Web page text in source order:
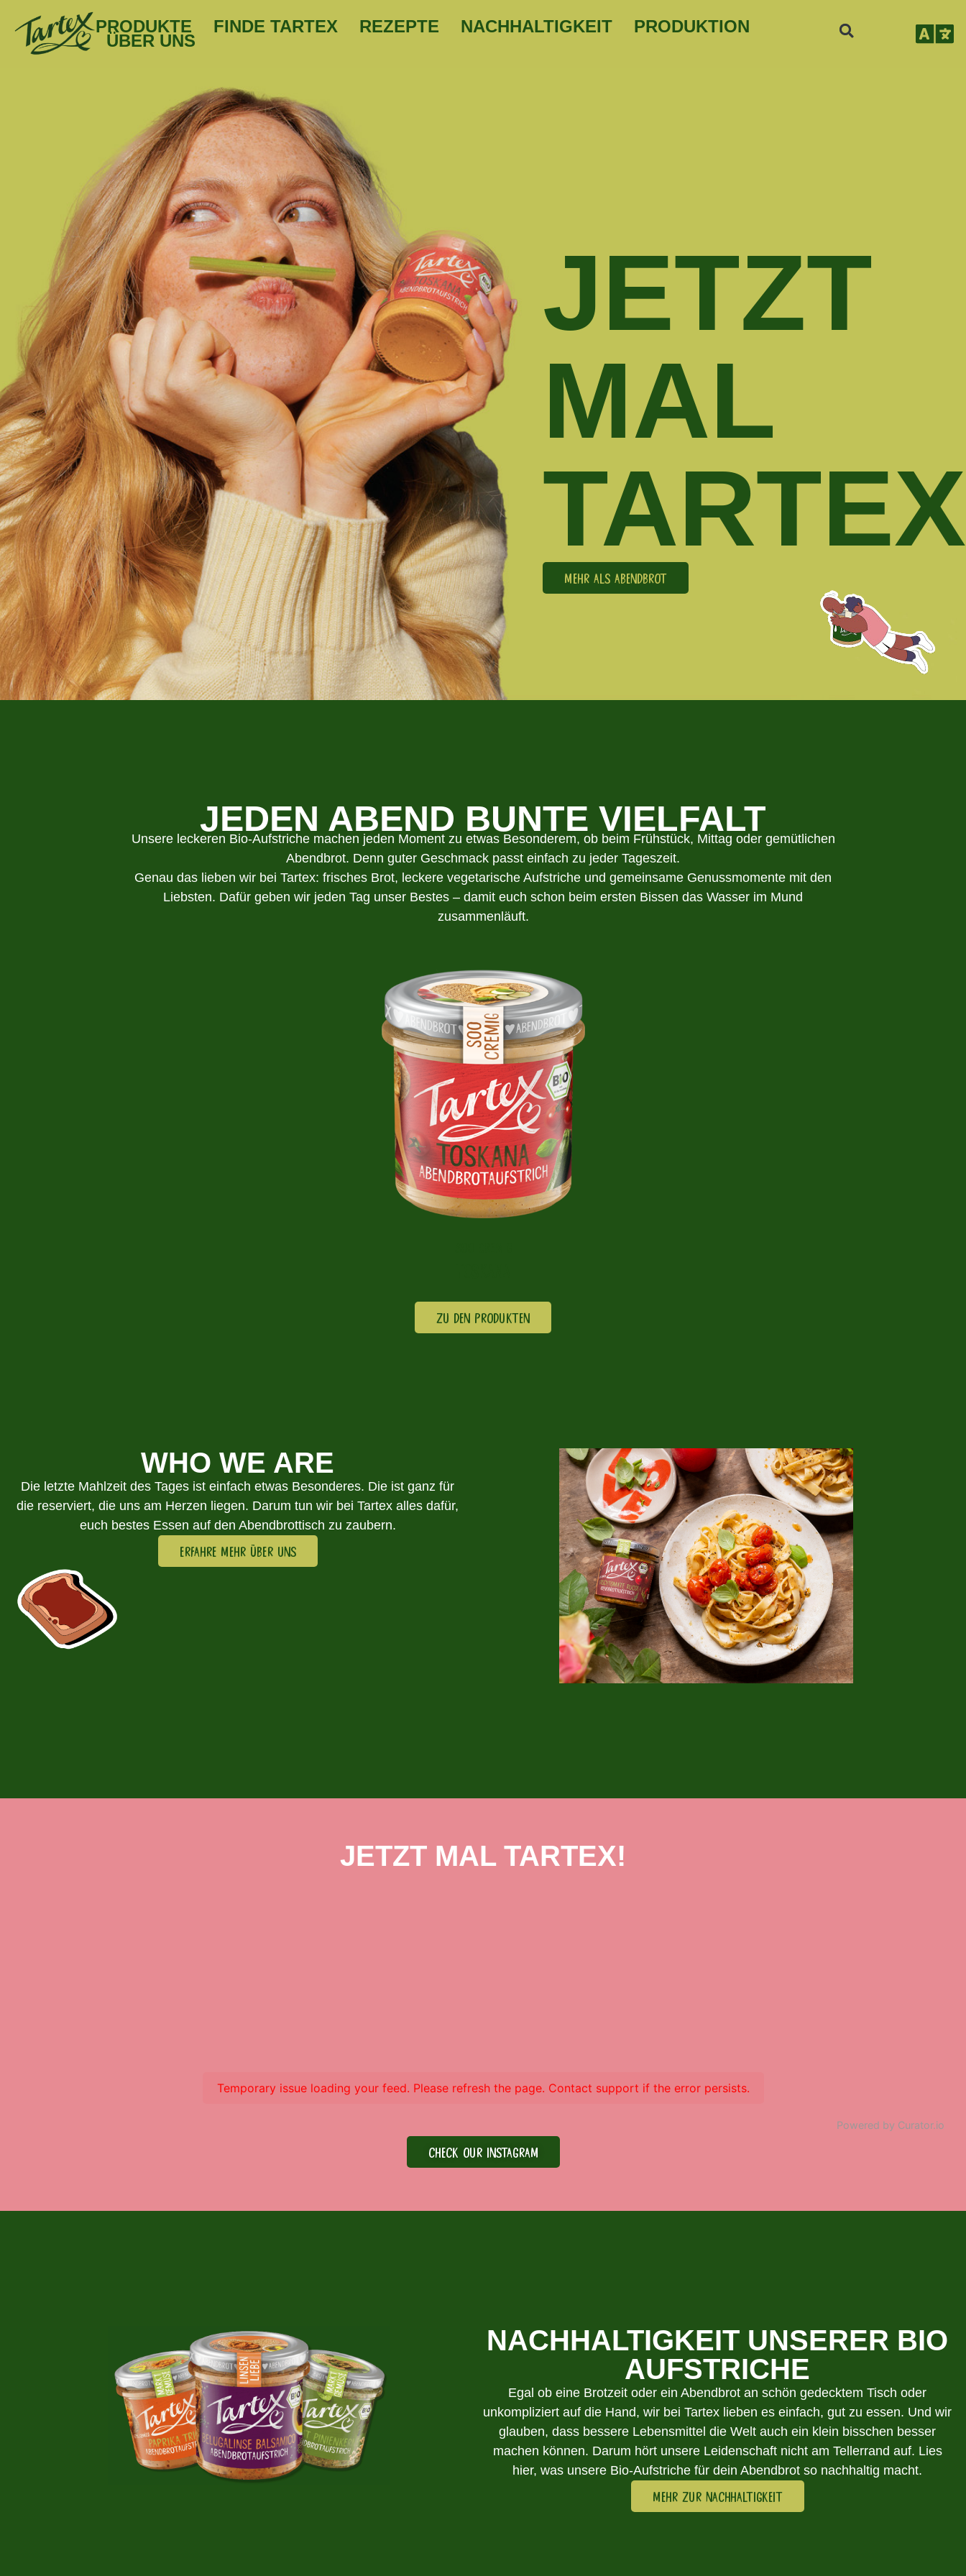
PRODUKTE FINDE TARTEX REZEPTE NACHHALTIGKEIT PRODUKTION
ÜBER UNS
JETZT
MAL
TARTEX
MEHR ALS ABENDBROT
JEDEN ABEND BUNTE VIELFALT
Unsere leckeren Bio-Aufstriche machen jeden Moment zu etwas Besonderem, ob beim Frühstück, Mittag oder gemütlichen
Abendbrot. Denn guter Geschmack passt einfach zu jeder Tageszeit.
Genau das lieben wir bei Tartex: frisches Brot, leckere vegetarische Aufstriche und gemeinsame Genussmomente mit den
Liebsten. Dafür geben wir jeden Tag unser Bestes – damit euch schon beim ersten Bissen das Wasser im Mund
zusammenläuft.
ZU DEN PRODUKTEN
WHO WE ARE
Die letzte Mahlzeit des Tages ist einfach etwas Besonderes. Die ist ganz für
die reserviert, die uns am Herzen liegen. Darum tun wir bei Tartex alles dafür,
euch bestes Essen auf den Abendbrottisch zu zaubern.
ERFAHRE MEHR ÜBER UNS
JETZT MAL TARTEX!
Temporary issue loading your feed. Please refresh the page. Contact support if the error persists.
Powered by Curator.io
CHECK OUR INSTAGRAM
NACHHALTIGKEIT UNSERER BIO
AUFSTRICHE
Egal ob eine Brotzeit oder ein Abendbrot an schön gedecktem Tisch oder
unkompliziert auf die Hand, wir bei Tartex lieben es einfach, gut zu essen. Und wir
glauben, dass bessere Lebensmittel die Welt auch ein klein bisschen besser
machen können. Darum hört unsere Leidenschaft nicht am Tellerrand auf. Lies
hier, was unsere Bio-Aufstriche für dein Abendbrot so nachhaltig macht.
MEHR ZUR NACHHALTIGKEIT